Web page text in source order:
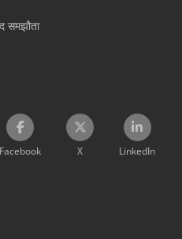
समझौता
Facebook X LinkedIn